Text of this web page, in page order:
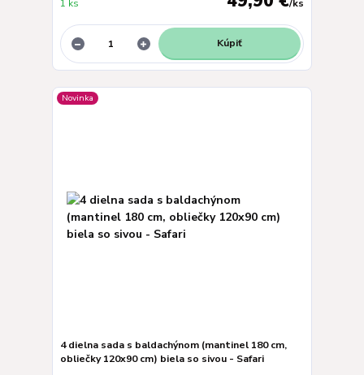
/ks
1 ks
Kúpiť
Novinka
4 dielna sada s baldachýnom (mantinel 180 cm,
obliečky 120x90 cm) biela so sivou - Safari